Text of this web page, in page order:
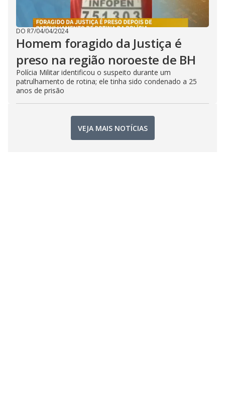
DO R7/04/04/2024
Homem foragido da Justiça é
preso na região noroeste de BH
Polícia Militar identificou o suspeito durante um
patrulhamento de rotina; ele tinha sido condenado a 25
anos de prisão
VEJA MAIS NOTÍCIAS